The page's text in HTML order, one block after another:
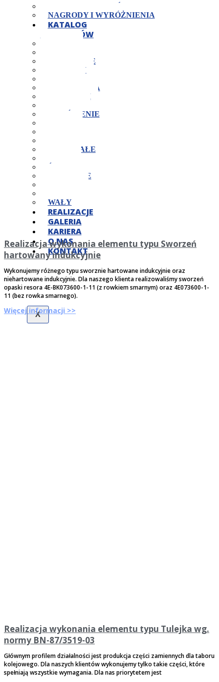
NAGRODY I WYRÓŻNIENIA
KATALOG
PRODUKTÓW
KOŁNIERZE
KORPUSY
MOCOWANIA
NAKRĘTKI
PIERŚCIENIE
POZOSTAŁE
SWORZNIE
WAŁY
REALIZACJE
GALERIA
KARIERA
O NAS
KONTAKT
X
Realizacja wykonania elementu typu Sworzeń
hartowany indukcyjnie
Wykonujemy różnego typu sworznie hartowane indukcyjnie oraz
niehartowane indukcyjnie. Dla naszego klienta realizowaliśmy sworzeń
opaski resora 4E-BK073600-1-11 (z rowkiem smarnym) oraz 4E073600-1-
11 (bez rowka smarnego).
Więcej informacji >>
Realizacja wykonania elementu typu Tulejka wg.
normy BN-87/3519-03
Głównym profilem działalności jest produkcja części zamiennych dla taboru
kolejowego. Dla naszych klientów wykonujemy tylko takie części, które
spełniają wszystkie wymagania. Dla nas priorytetem jest